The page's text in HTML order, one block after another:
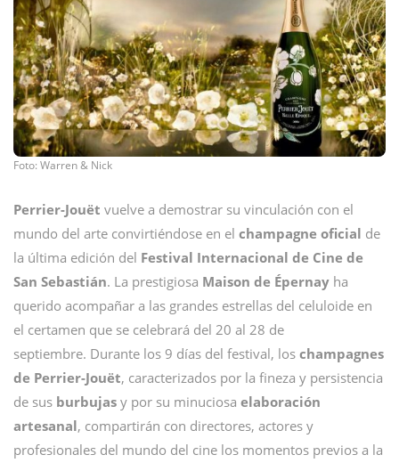
Foto: Warren & Nick
Perrier-Jouët vuelve a demostrar su vinculación con el
mundo del arte convirtiéndose en el champagne oficial de
la última edición del Festival Internacional de Cine de
San Sebastián. La prestigiosa Maison de Épernay ha
querido acompañar a las grandes estrellas del celuloide en
el certamen que se celebrará del 20 al 28 de
septiembre. Durante los 9 días del festival, los champagnes
de Perrier-Jouët, caracterizados por la fineza y persistencia
de sus burbujas y por su minuciosa elaboración
artesanal, compartirán con directores, actores y
profesionales del mundo del cine los momentos previos a la